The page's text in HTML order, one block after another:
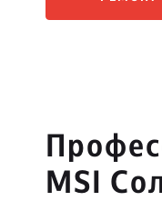
MSI